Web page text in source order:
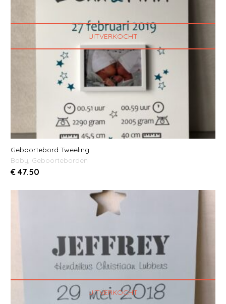
UITVERKOCHT
Geboortebord Tweeling
Baby, Geboorteborden
€ 47.50
UITVERKOCHT